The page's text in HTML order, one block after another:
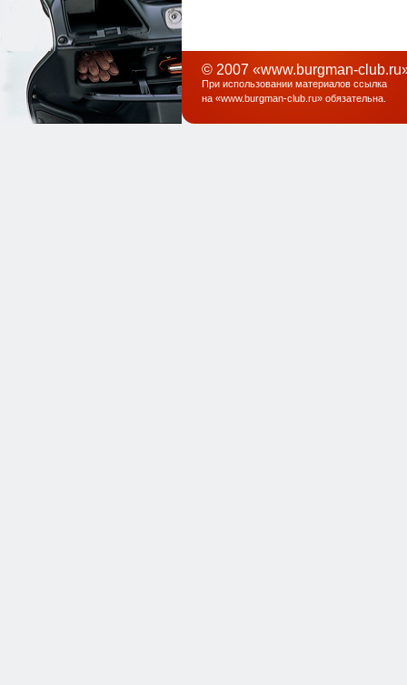
© 2007 «www.burgman-
При использовании материалов ссылка
на «www.burgman-club.ru» обязательна